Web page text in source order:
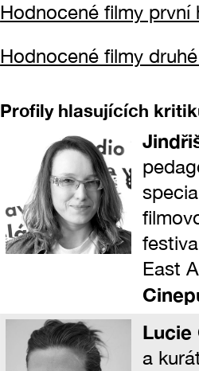
Hodnocené filmy první
Hodnocené filmy
Profily hlasujících
East
Lucie
a